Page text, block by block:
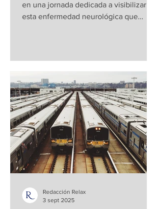
en una jornada dedicada a visibilizar
esta enfermedad neurológica que
Redacción Relax
3 sept 2025